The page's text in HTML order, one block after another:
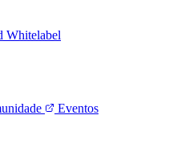
Whitelabel
Eventos